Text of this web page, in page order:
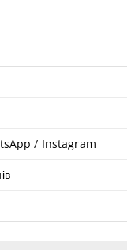
/ Instagram